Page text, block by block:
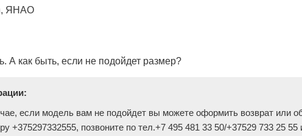
ЯНАО
А как быть, если не подойдет размер?
если модель вам не подойдет вы можете оформить возврат или
+375297332555, позвоните по тел.+7 495 481 33 50/+37529 733 25